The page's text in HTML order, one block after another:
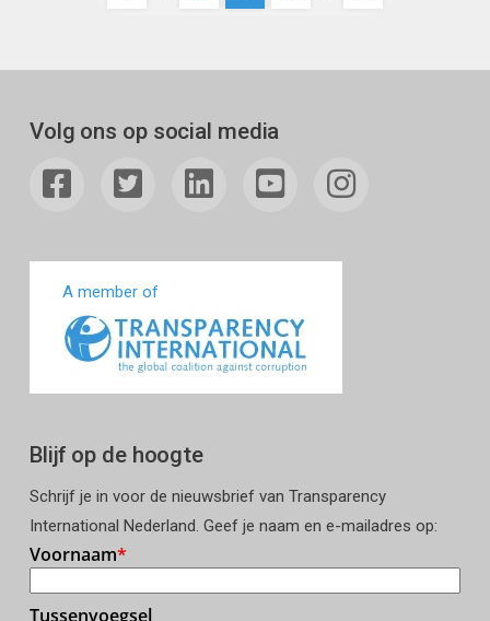
Volg ons op social media
A member of
Blijf op de hoogte
Schrijf je in voor de nieuwsbrief van Transparency
International Nederland. Geef je naam en e-mailadres op: